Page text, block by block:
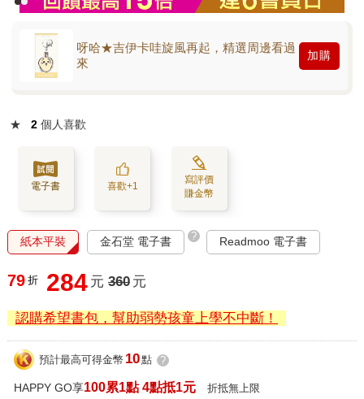
呀哈★吉伊卡哇旋風再起，精選周邊看過
來
加購
★ 2 個人喜歡
電子書 喜歡+1
寫評價
賺金幣
紙本平裝 金石堂 電子書 ? Readmoo 電子書
79 折 284 元 360 元
認購希望書包，幫助弱勢孩童上學不中斷！
預計最高可得金幣 10點 ?
HAPPY GO享100累1點 4點抵1元 折抵無上限